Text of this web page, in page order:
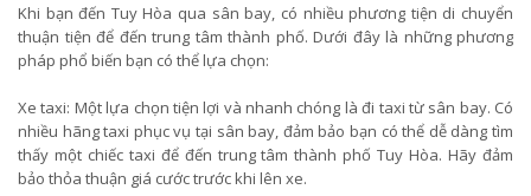
Khi bạn đến Tuy Hòa qua sân bay, có nhiều phương tiện di chuyển
thuận tiện để đến trung tâm thành phố. Dưới đây là những phương
pháp phổ biến bạn có thể lựa chọn:
Xe taxi: Một lựa chọn tiện lợi và nhanh chóng là đi taxi từ sân bay. Có
nhiều hãng taxi phục vụ tại sân bay, đảm bảo bạn có thể dễ dàng tìm
thấy một chiếc taxi để đến trung tâm thành phố Tuy Hòa. Hãy đảm
bảo thỏa thuận giá cước trước khi lên xe.